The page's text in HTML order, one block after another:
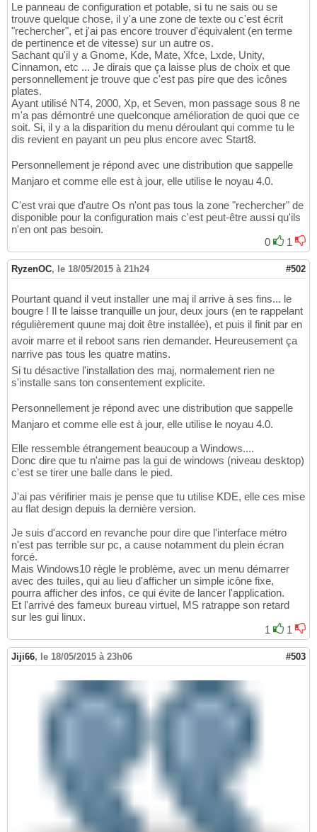
Le panneau de configuration et potable, si tu ne sais ou se
trouve quelque chose, il y'a une zone de texte ou c'est écrit
"rechercher", et j'ai pas encore trouver d'équivalent (en terme
de pertinence et de vitesse) sur un autre os.
Sachant qu'il y a Gnome, Kde, Mate, Xfce, Lxde, Unity,
Cinnamon, etc ... Je dirais que ça laisse plus de choix et que
personnellement je trouve que c'est pas pire que des icônes
plates.
Ayant utilisé NT4, 2000, Xp, et Seven, mon passage sous 8 ne
m'a pas démontré une quelconque amélioration de quoi que ce
soit. Si, il y a la disparition du menu déroulant qui comme tu le
dis revient en payant un peu plus encore avec Start8.
Personnellement je répond avec une distribution que sappelle
Manjaro et comme elle est à jour, elle utilise le noyau 4.0.
C'est vrai que d'autre Os n'ont pas tous la zone "rechercher" de
disponible pour la configuration mais c'est peut-être aussi qu'ils
n'en ont pas besoin.
0
1
RyzenOC, le 18/05/2015 à 21h24 #502
Pourtant quand il veut installer une maj il arrive à ses fins... le
bougre ! Il te laisse tranquille un jour, deux jours (en te rappelant
régulièrement quune maj doit être installée), et puis il finit par en
avoir marre et il reboot sans rien demander. Heureusement ça
narrive pas tous les quatre matins.
Si tu désactive l'installation des maj, normalement rien ne
s'installe sans ton consentement explicite.
Personnellement je répond avec une distribution que sappelle
Manjaro et comme elle est à jour, elle utilise le noyau 4.0.
Elle ressemble étrangement beaucoup a Windows....
Donc dire que tu n'aime pas la gui de windows (niveau desktop)
c'est se tirer une balle dans le pied.
J'ai pas vérifirier mais je pense que tu utilise KDE, elle ces mise
au flat design depuis la dernière version.
Je suis d'accord en revanche pour dire que l'interface métro
n'est pas terrible sur pc, a cause notamment du plein écran
forcé.
Mais Windows10 règle le problème, avec un menu démarrer
avec des tuiles, qui au lieu d'afficher un simple icône fixe,
pourra afficher des infos, ce qui évite de lancer l'application.
Et l'arrivé des fameux bureau virtuel, MS ratrappe son retard
sur les gui linux.
1
1
Jiji66, le 18/05/2015 à 23h06 #503